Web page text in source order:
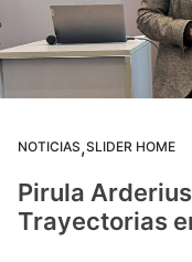
NOTICIAS,SLIDER HOME
Pirula
Trayectorias